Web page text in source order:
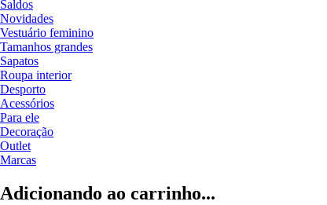
Saldos
Novidades
Vestuário feminino
Tamanhos grandes
Sapatos
Roupa interior
Desporto
Acessórios
Para ele
Decoração
Outlet
Marcas
Adicionando ao carrinho...